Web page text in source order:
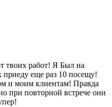
твоих работ! Я Был на
приеду еще раз 10 посещу!
и моим клиентам! Правда
при повторной встрече они